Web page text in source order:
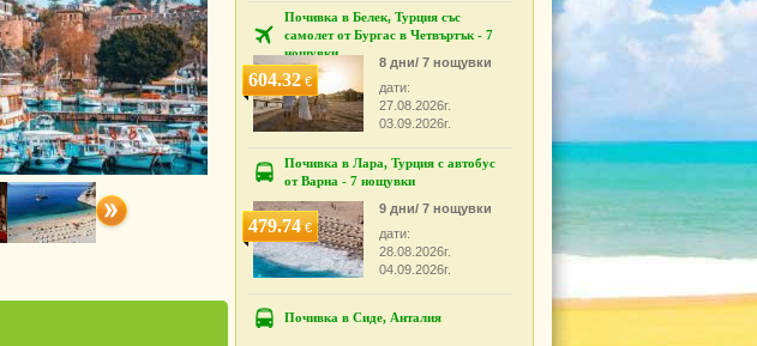
Почивка в Белек, Турция със
самолет от Бургас в Четвъртък - 7
нощувки
604.32€
8 дни/ 7 нощувки
дати:
27.08.2026г.
03.09.2026г.
Почивка в Лара, Турция с автобус
от Варна - 7 нощувки
479.74€
9 дни/ 7 нощувки
дати:
28.08.2026г.
04.09.2026г.
Почивка в Сиде, Анталия